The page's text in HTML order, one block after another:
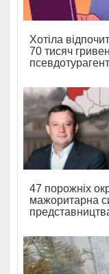
Хотіла
70 тисяч
47 порожніх
мажоритарна